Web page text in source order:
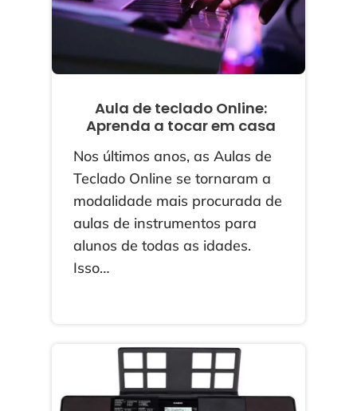
Aula de teclado Online:
Aprenda a tocar em casa
Nos últimos anos, as Aulas de
Teclado Online se tornaram a
modalidade mais procurada de
aulas de instrumentos para
alunos de todas as idades.
Isso…